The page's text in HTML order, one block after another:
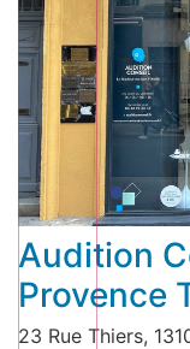
Audition
Provence
23 Rue Thiers,